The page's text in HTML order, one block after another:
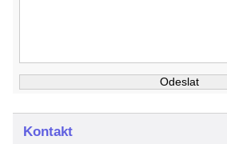
Kontakt